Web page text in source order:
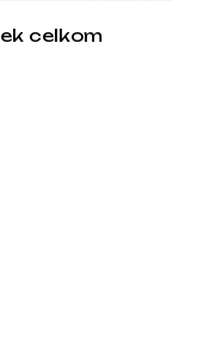
Ovládacie
celkom